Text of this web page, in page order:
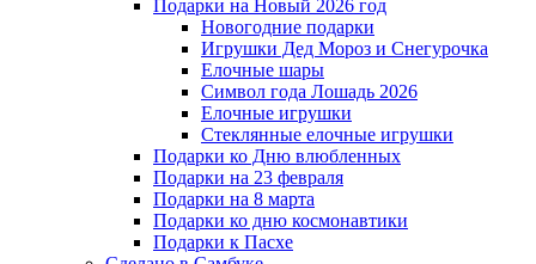
Подарки на Новый 2026 год
Новогодние подарки
Игрушки Дед Мороз и Снегурочка
Елочные шары
Символ года Лошадь 2026
Елочные игрушки
Стеклянные елочные игрушки
Подарки ко Дню влюбленных
Подарки на 23 февраля
Подарки на 8 марта
Подарки ко дню космонавтики
Подарки к Пасхе